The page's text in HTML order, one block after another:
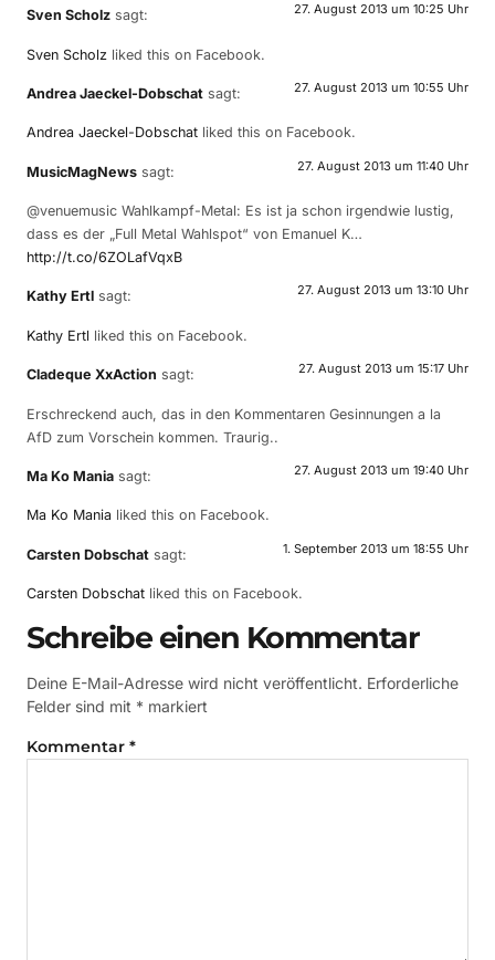
Sven Scholz sagt: 27. August 2013 um 10:25 Uhr
Sven Scholz liked this on Facebook.
Andrea Jaeckel-Dobschat sagt: 27. August 2013 um 10:55 Uhr
Andrea Jaeckel-Dobschat liked this on Facebook.
MusicMagNews sagt: 27. August 2013 um 11:40 Uhr
@venuemusic Wahlkampf-Metal: Es ist ja schon irgendwie lustig,
dass es der „Full Metal Wahlspot“ von Emanuel K…
http://t.co/6ZOLafVqxB
Kathy Ertl sagt: 27. August 2013 um 13:10 Uhr
Kathy Ertl liked this on Facebook.
Cladeque XxAction sagt: 27. August 2013 um 15:17 Uhr
Erschreckend auch, das in den Kommentaren Gesinnungen a la
AfD zum Vorschein kommen. Traurig..
Ma Ko Mania sagt: 27. August 2013 um 19:40 Uhr
Ma Ko Mania liked this on Facebook.
Carsten Dobschat sagt: 1. September 2013 um 18:55 Uhr
Carsten Dobschat liked this on Facebook.
Schreibe einen Kommentar
Deine E-Mail-Adresse wird nicht veröffentlicht. Erforderliche
Felder sind mit * markiert
Kommentar *